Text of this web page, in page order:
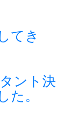
てき
ント決
た。